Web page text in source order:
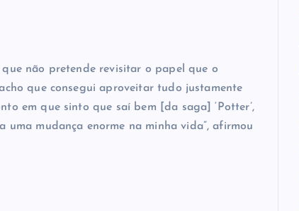
não pretende revisitar o papel que o
que consegui aproveitar tudo justamente
em que sinto que saí bem [da saga] ‘Potter’,
mudança enorme na minha vida”, afirmou